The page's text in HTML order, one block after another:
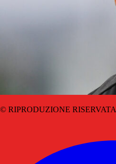
© RIPRODUZIONE RISERVATA